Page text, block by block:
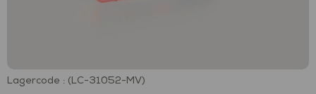
Lagercode (LC-31052-MV)